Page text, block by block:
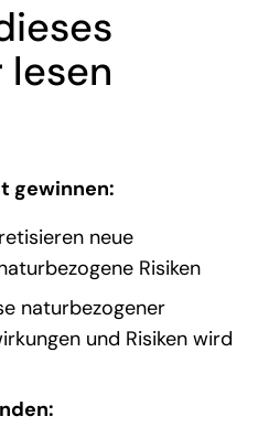
gewinnen:
neue
Risiken
naturbezogener
und Risiken wird